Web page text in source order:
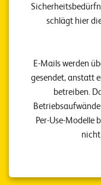
schlägt hier
E-Mails werden
gesendet, anstatt
betreiben.
Per-Use-Modelle